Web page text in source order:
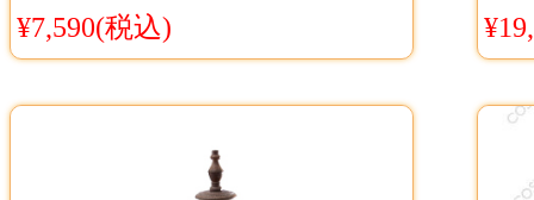
の刃 スペシャルイベント～鬼
滅の宴～ ねずこ コス服
¥7,590(税込)
ビ
衣